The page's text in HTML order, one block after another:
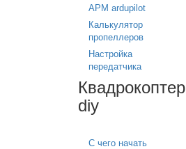
APM ardupilot
Калькулятор
пропеллеров
Настройка
передатчика
Квадрокоптер
diy
С чего начать